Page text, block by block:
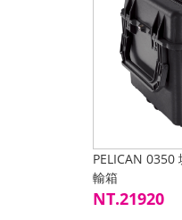
PELICAN 0350
輸箱
NT.21920